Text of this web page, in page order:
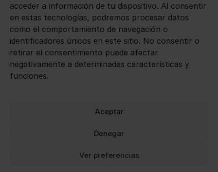
acceder a información de tu dispositivo. Al consentir
en estas tecnologías, podremos procesar datos
como el comportamiento de navegación o
identificadores únicos en este sitio. No consentir o
retirar el consentimiento puede afectar
negativamente a determinadas características y
funciones.
Aceptar
Denegar
Ver preferencias
Avisos legales
Aviso legal
Política de privacidad